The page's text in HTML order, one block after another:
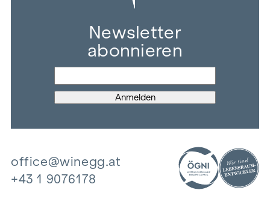
Newsletter
abonnieren
office@winegg.at
+43 1 9076178